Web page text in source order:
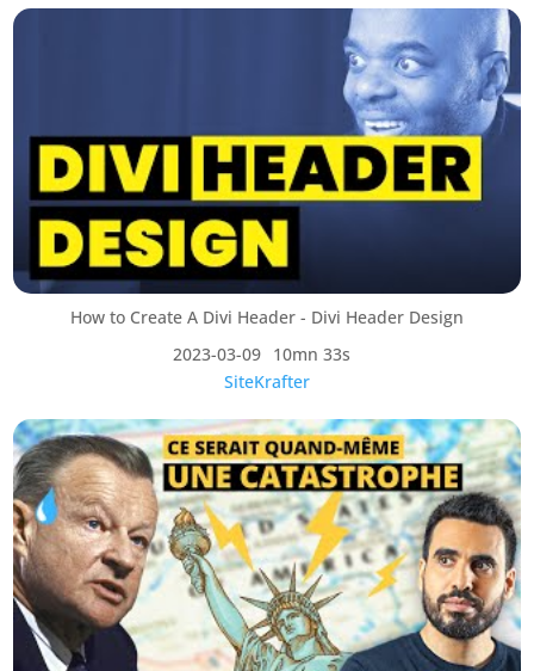
How to Create A Divi Header - Divi Header Design
2023-03-09
10mn 33s
SiteKrafter